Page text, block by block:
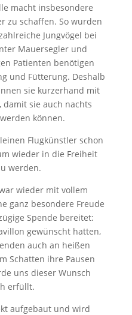
macht insbesondere
zu schaffen. So wurden
Jungvögel bei
Mauersegler und
Patienten benötigen
und Fütterung. Deshalb
sie kurzerhand mit
damit sie auch nachts
können.
Flugkünstler schon
wieder in die Freiheit
werden.
wieder mit vollem
ganz besondere Freude
Spende bereitet:
gewünscht hatten,
auch an heißen
Schatten ihre Pausen
uns dieser Wunsch
erfüllt.
aufgebaut und wird